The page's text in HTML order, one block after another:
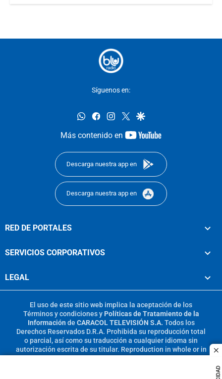
Síguenos en:
whatsappfacebookinstagram
twittergoogle
Más contenido en
youtube-
Descarga nuestra app en
Descarga nuestra app en
RED DE PORTALES
SERVICIOS CORPORATIVOS
LEGAL
El uso de este sitio web implica la aceptación de los
Términos y condicionesy Políticas de Tratamiento de la
Información de CARACOL TELEVISIÓN S.A. Todos los
Derechos Reservados D.R.A. Prohibida su reproducción total
o parcial, así como su traducción a cualquier idioma sin
autorización escrita de su titular. Reproduction in whole or in